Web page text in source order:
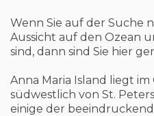
Wenn Sie auf der Suche
Aussicht auf den Ozean
sind, dann sind Sie hier
Anna Maria Island liegt im
südwestlich von St.
einige der